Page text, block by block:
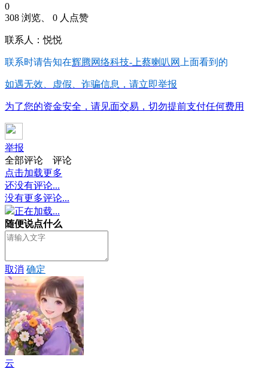
0
308 浏览、 0 人点赞
联系人：悦悦
联系时请告知在辉腾网络科技-上蔡喇叭网 上面看到的
如遇无效、虚假、诈骗信息，请立即举报
为了您的资金安全，请见面交易，切勿提前支付任何费用
举报
全部评论
评论
点击加载更多
还没有评论...
没有更多评论...
正在加载...
随便说点什么
取消 确定
云